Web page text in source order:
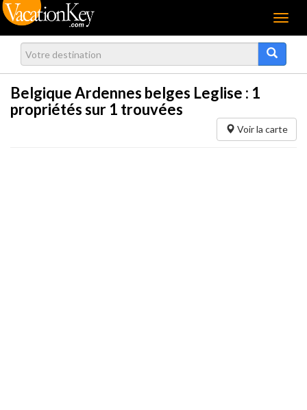
Menu
Belgique Ardennes belges Leglise : 1
propriétés sur 1 trouvées
Voir la carte